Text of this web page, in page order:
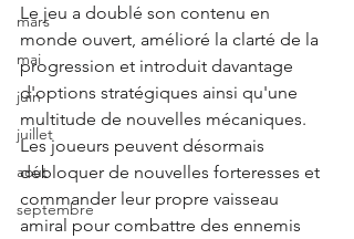
mars
mai
juin
juillet
aout
septembre
Le jeu a doublé son contenu en
monde ouvert, amélioré la clarté de la
progression et introduit davantage
d'options stratégiques ainsi qu'une
multitude de nouvelles mécaniques.
Les joueurs peuvent désormais
débloquer de nouvelles forteresses et
commander leur propre vaisseau
amiral pour combattre des ennemis